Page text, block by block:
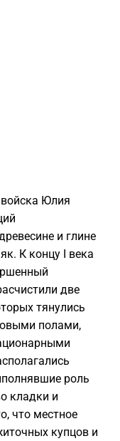
Юлия
и глине
К концу I века
две
тянулись
полами,
роль
кладки и
что местное
купцов и